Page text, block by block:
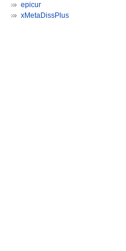
epicur
xMetaDissPlus